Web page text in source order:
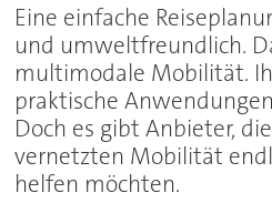
Eine einfache
und umweltfreundlich.
multimodale Mobilität.
praktische
Doch es gibt Anbieter,
vernetzten Mobilität
helfen möchten.